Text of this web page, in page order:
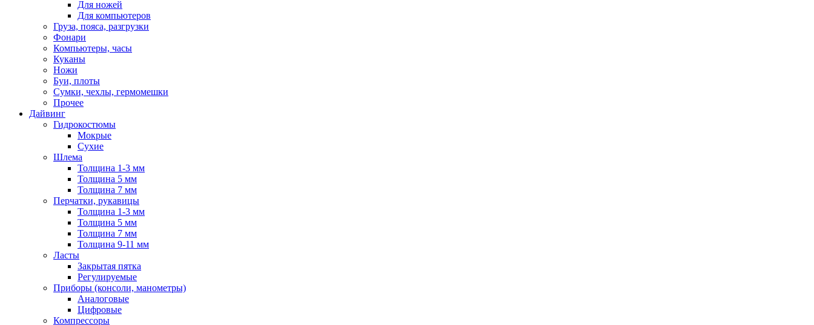
Для ножей
Для компьютеров
Груза, пояса, разгрузки
Фонари
Компьютеры, часы
Куканы
Ножи
Буи, плоты
Сумки, чехлы, гермомешки
Прочее
Дайвинг
Гидрокостюмы
Мокрые
Сухие
Шлема
Толщина 1-3 мм
Толщина 5 мм
Толщина 7 мм
Перчатки, рукавицы
Толщина 1-3 мм
Толщина 5 мм
Толщина 7 мм
Толщина 9-11 мм
Ласты
Закрытая пятка
Регулируемые
Приборы (консоли, манометры)
Аналоговые
Цифровые
Компрессоры